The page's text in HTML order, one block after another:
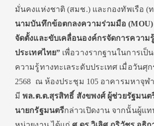
มั่นคงแห่งชาติ (สมช.) และกองทัพเรือ (
นามบันทึกข้อตกลงความร่วมมือ (MOU)
จัดตั้งและขับเคลื่อนองค์กรจัดการความ
ประเทศไทย” เพื่อวางรากฐานในการเป็
ความรู้ทางทะเลระดับประเทศ เมื่อวันศุ
2568 ณ ห้องประชุม 105 อาคารมหาจุฬ
มีพล.ต.ต.สุรสิทธิ์ สังขพงศ์ ผู้ช่วยรัฐมนต
นายกรัฐมนตรีกล่าวเปิดงาน จากนั้นผู้แ